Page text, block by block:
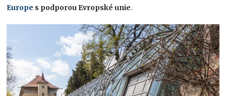
Europe s podporou Evropské unie.